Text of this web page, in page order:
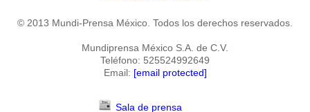
© 2013 Mundi-Prensa México. Todos los derechos reservados.
Mundiprensa México S.A. de C.V.
Teléfono: 525524992649
Email: [email protected]
Sala de prensa